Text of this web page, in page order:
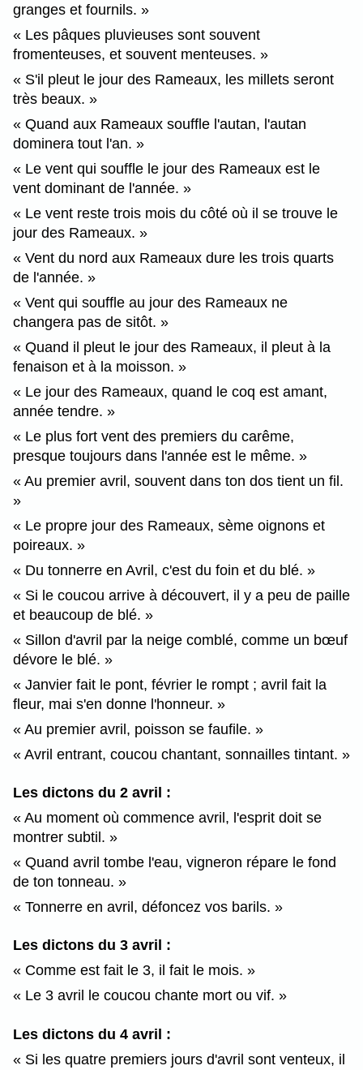
granges et fournils.
Les pâques pluvieuses sont souvent
fromenteuses, et souvent menteuses.
S'il pleut le jour des Rameaux, les millets seront
très beaux.
Quand aux Rameaux souffle l'autan, l'autan
dominera tout l'an.
Le vent qui souffle le jour des Rameaux est le
vent dominant de l'année.
Le vent reste trois mois du côté où il se trouve le
jour des Rameaux.
Vent du nord aux Rameaux dure les trois quarts
de l'année.
Vent qui souffle au jour des Rameaux ne
changera pas de sitôt.
Quand il pleut le jour des Rameaux, il pleut à la
fenaison et à la moisson.
Le jour des Rameaux, quand le coq est amant,
année tendre.
Le plus fort vent des premiers du carême,
presque toujours dans l'année est le même.
Au premier avril, souvent dans ton dos tient un fil.
Le propre jour des Rameaux, sème oignons et
poireaux.
Du tonnerre en Avril, c'est du foin et du blé.
Si le coucou arrive à découvert, il y a peu de paille
et beaucoup de blé.
Sillon d'avril par la neige comblé, comme un bœuf
dévore le blé.
Janvier fait le pont, février le rompt ; avril fait la
fleur, mai s'en donne l'honneur.
Au premier avril, poisson se faufile.
Avril entrant, coucou chantant, sonnailles tintant.
Les dictons du 2 avril :
Au moment où commence avril, l'esprit doit se
montrer subtil.
Quand avril tombe l'eau, vigneron répare le fond
de ton tonneau.
Tonnerre en avril, défoncez vos barils.
Les dictons du 3 avril :
Comme est fait le 3, il fait le mois.
Le 3 avril le coucou chante mort ou vif.
Les dictons du 4 avril :
Si les quatre premiers jours d'avril sont venteux, il